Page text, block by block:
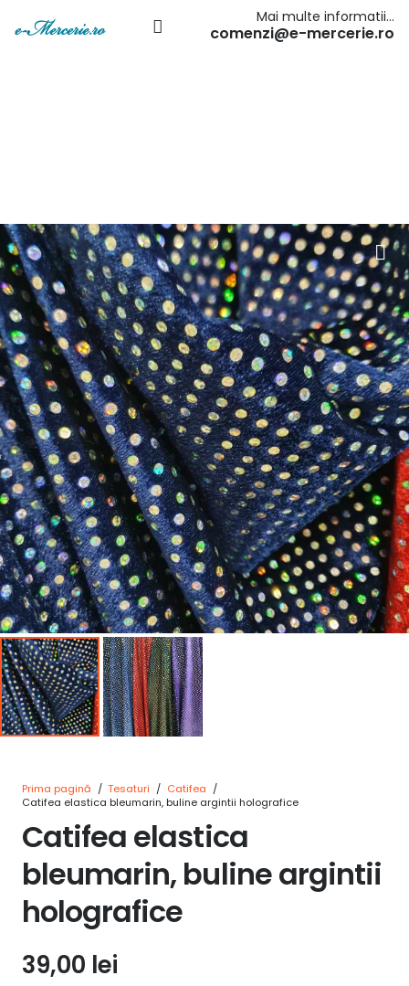
Mai multe informatii…
comenzi@e-mercerie.ro
Prima pagină / Tesaturi / Catifea /
Catifea elastica bleumarin, buline argintii holografice
Catifea elastica
bleumarin, buline argintii
holografice
39,00 lei